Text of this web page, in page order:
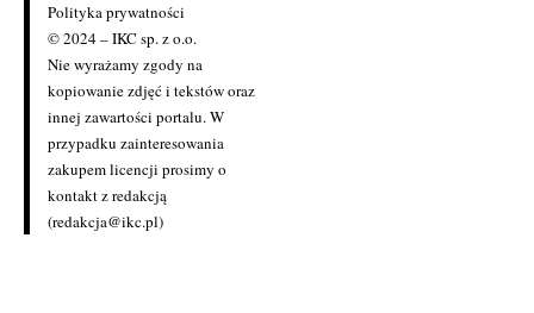
Polityka prywatności
© 2024 – IKC sp. z o.o.
Nie wyrażamy zgody na
kopiowanie zdjęć i tekstów oraz
innej zawartości portalu. W
przypadku zainteresowania
zakupem licencji prosimy o
kontakt z redakcją
(redakcja@ikc.pl)